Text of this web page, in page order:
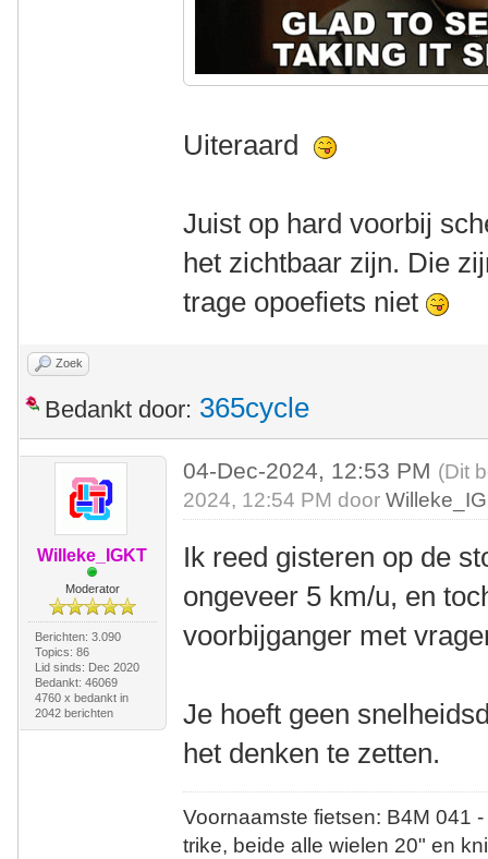
Uiteraard
Juist op hard voorbij
het zichtbaar zijn. Die
trage opoefiets niet
Zoek
Bedankt door: 365cycle
Willeke_IGKT
Moderator
Berichten: 3.090
Topics: 86
Lid sinds: Dec 2020
Bedankt: 46069
4760 x bedankt in
2042 berichten
04-Dec-2024, 12:53 PM (Dit
2024, 12:54 PM door
Ik reed gisteren op de
ongeveer 5 km/u, en
voorbijganger met
Je hoeft geen
het denken te zetten.
Voornaamste fietsen: B4M
trike, beide alle wielen 20" en